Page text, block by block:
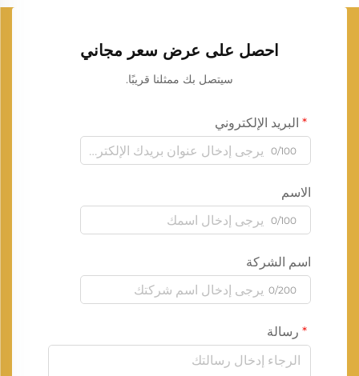
احصل على عرض سعر مجاني
سيتصل بك ممثلنا قريبًا.
البريد الإلكتروني
0/100
الاسم
0/100
اسم الشركة
0/200
رسالة